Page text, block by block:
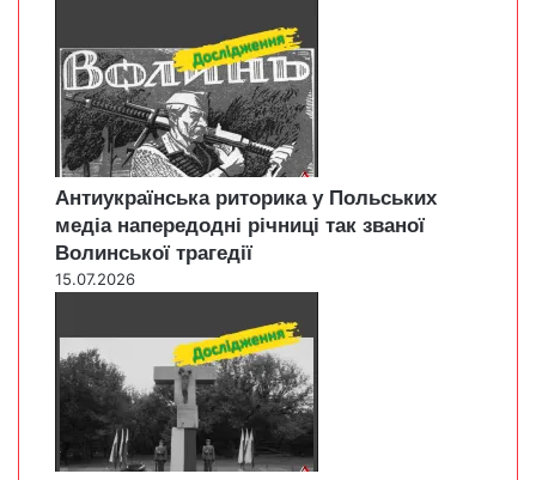
Антиукраїнська риторика у Польських
медіа напередодні річниці так званої
Волинської трагедії
15.07.2026